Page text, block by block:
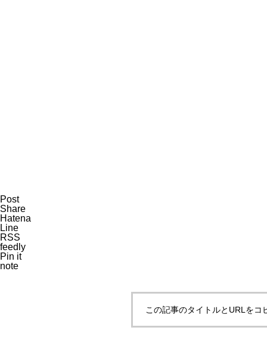
Post
Share
Hatena
Line
RSS
feedly
Pin it
note
この記事のタイトルとURLをコ